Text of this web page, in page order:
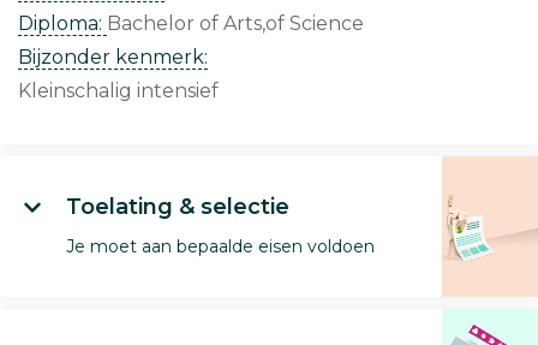
Diploma: Bachelor of Arts,of Science
Bijzonder kenmerk:
Kleinschalig intensief
Toelating & selectie
Je moet aan bepaalde eisen voldoen